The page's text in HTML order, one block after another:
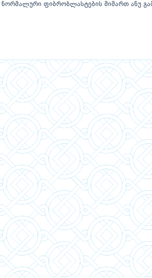
ნორმალური ფიბრობლასტების მიმართ ანუ